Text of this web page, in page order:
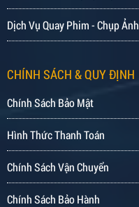
Dịch Vụ Quay Phim - Chụp Ảnh
CHÍNH SÁCH & QUY ĐỊNH
Chính Sách Bảo Mật
Hình Thức Thanh Toán
Chính Sách Vận Chuyển
Chính Sách Bảo Hành